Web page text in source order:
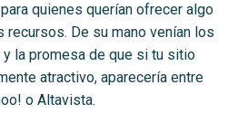
quienes querían ofrecer algo
recursos. De su mano venían los
la promesa de que si tu sitio
atractivo, aparecería entre
o Altavista.